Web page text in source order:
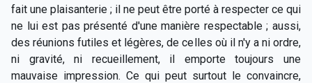
fait une plaisanterie ; il ne peut être porté à respecter ce qui
ne lui est pas présenté d'une manière respectable ; aussi,
des réunions futiles et légères, de celles où il n'y a ni ordre,
ni gravité, ni recueillement, il emporte toujours une
mauvaise impression. Ce qui peut surtout le convaincre,